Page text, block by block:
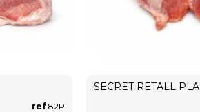
ref82P
SECRET RETALL PLA